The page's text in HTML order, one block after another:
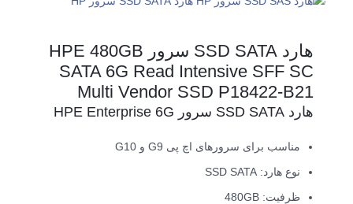
هارد SSD SATA سرور HPE 480GB
SATA 6G Read Intensive SFF SC
Multi Vendor SSD P18422-B21
هارد SSD SATA سرور HPE Enterprise 6G
مناسب برای سرورهای اچ پی G9 و G10
نوع هارد: SSD SATA
ظرفیت: 480GB